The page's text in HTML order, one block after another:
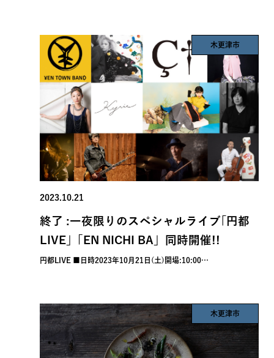
木更津市
2023.10.21
終了 :一夜限りのスペシャルライブ｢円都
LIVE｣「EN NICHI BA」同時開催!!
円都LIVE ■日時2023年10月21日(土)開場:10:00…
木更津市